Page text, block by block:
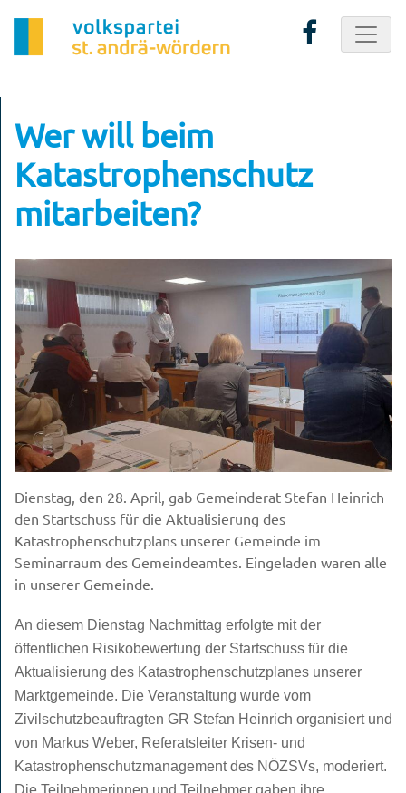
Wer will beim
Katastrophenschutz
mitarbeiten?
Dienstag, den 28. April, gab Gemeinderat Stefan Heinrich
den Startschuss für die Aktualisierung des
Katastrophenschutzplans unserer Gemeinde im
Seminarraum des Gemeindeamtes. Eingeladen waren alle
in unserer Gemeinde.
An diesem Dienstag Nachmittag erfolgte mit der
öffentlichen Risikobewertung der Startschuss für die
Aktualisierung des Katastrophenschutzplanes unserer
Marktgemeinde. Die Veranstaltung wurde vom
Zivilschutzbeauftragten GR Stefan Heinrich organisiert und
von Markus Weber, Referatsleiter Krisen- und
Katastrophenschutzmanagement des NÖZSVs, moderiert.
Die Teilnehmerinnen und Teilnehmer gaben ihre